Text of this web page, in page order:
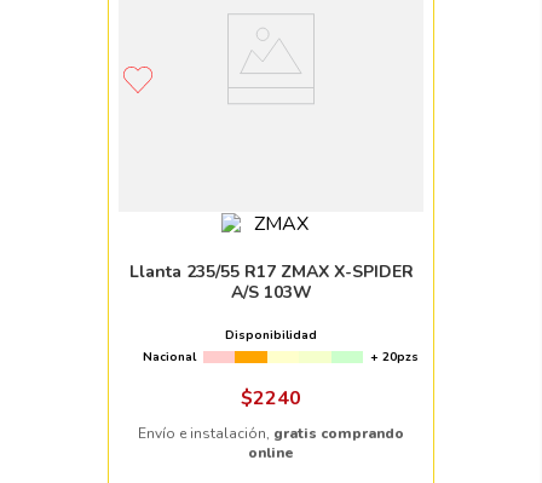
Llanta 235/55 R17 ZMAX X-SPIDER
A/S 103W
Disponibilidad
Nacional
+ 20pzs
$2240
Envío e instalación, gratis comprando
online